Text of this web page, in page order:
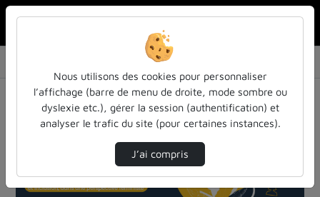
[Journée d'étude ELFIE] Cynthia Agra de Brit…
Lire
Nous utilisons des cookies pour personnaliser
l’affichage (barre de menu de droite, mode sombre ou
dyslexie etc.), gérer la session (authentification) et
analyser le trafic du site (pour certaines instances).
J’ai compris